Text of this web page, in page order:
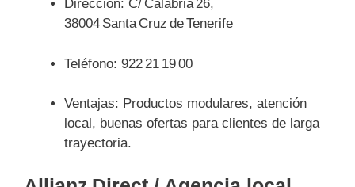
Dirección: C/ Calabria 26,
38004 Santa Cruz de Tenerife
Teléfono: 922 21 19 00
Ventajas: Productos modulares, atención
local, buenas ofertas para clientes de larga
trayectoria.